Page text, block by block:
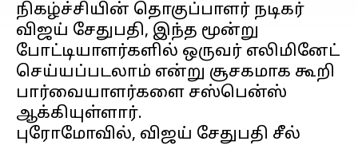
நிகழ்ச்சியின் தொகுப்பாளர் நடிகர்
விஜய் சேதுபதி, இந்த மூன்று
போட்டியாளர்களில் ஒருவர் எலிமினேட்
செய்யப்படலாம் என்று சூசகமாக கூறி
பார்வையாளர்களை சஸ்பென்ஸ்
ஆக்கியுள்ளார்.
புரோமோவில், ​​விஜய் சேதுபதி சீல்